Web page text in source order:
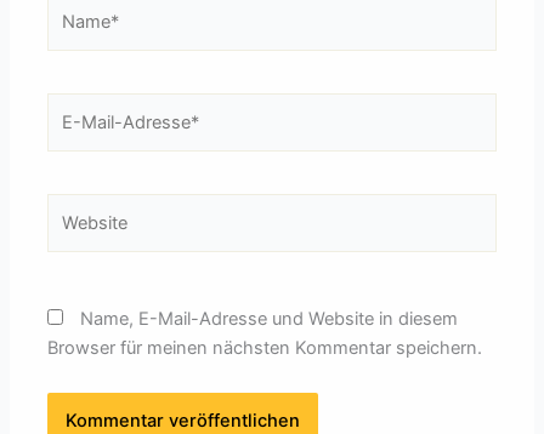
Mail-
Name, E-Mail-Adresse und Website in diesem
Browser für meinen nächsten Kommentar speichern.